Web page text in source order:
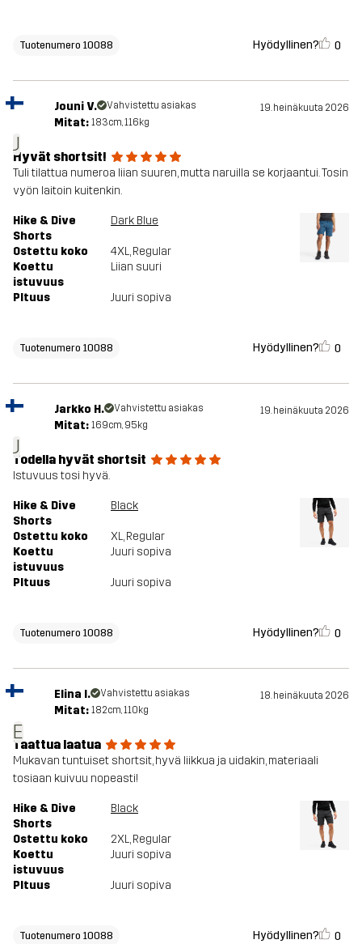
Tuotenumero 10088 Hyödyllinen? 0
J
Jouni V. Vahvistettu asiakas 19. heinäkuuta 2026
Mitat: 183cm, 116kg
Hyvät shortsit!
Tuli tilattua numeroa liian suuren, mutta naruilla se korjaantui. Tosin
vyön laitoin kuitenkin.
Hike & Dive
Shorts
Dark Blue
Ostettu koko 4XL, Regular
Koettu
istuvuus
Liian suuri
PItuus Juuri sopiva
Tuotenumero 10088 Hyödyllinen? 0
J
Jarkko H. Vahvistettu asiakas 19. heinäkuuta 2026
Mitat: 169cm, 95kg
Todella hyvät shortsit
Istuvuus tosi hyvä.
Hike & Dive
Shorts
Black
Ostettu koko XL, Regular
Koettu
istuvuus
Juuri sopiva
PItuus Juuri sopiva
Tuotenumero 10088 Hyödyllinen? 0
E
Elina I. Vahvistettu asiakas 18. heinäkuuta 2026
Mitat: 182cm, 110kg
Taattua laatua
Mukavan tuntuiset shortsit, hyvä liikkua ja uidakin, materiaali
tosiaan kuivuu nopeasti!
Hike & Dive
Shorts
Black
Ostettu koko 2XL, Regular
Koettu
istuvuus
Juuri sopiva
PItuus Juuri sopiva
Tuotenumero 10088 Hyödyllinen? 0